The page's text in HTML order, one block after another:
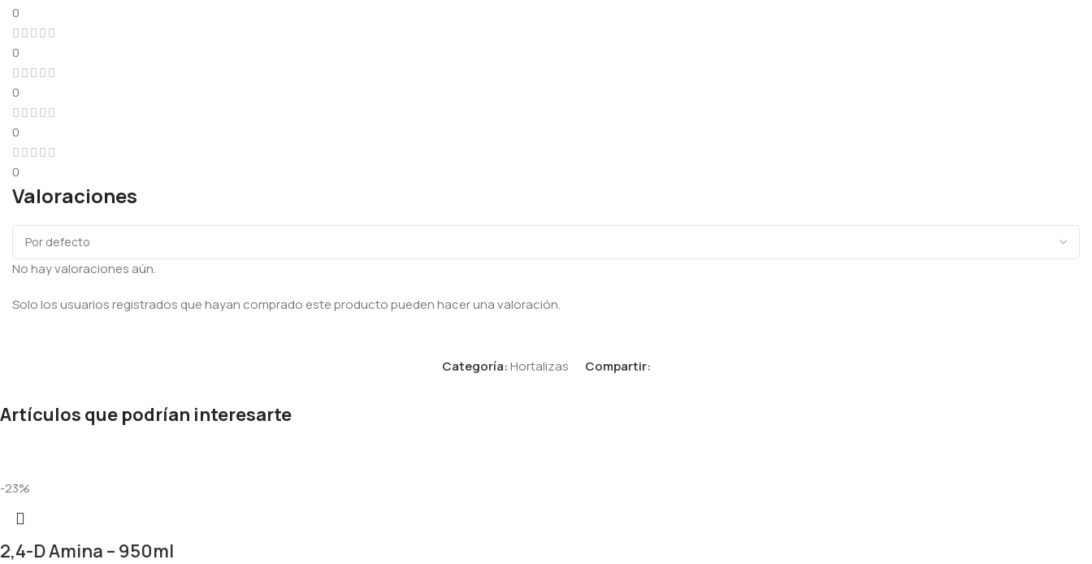
0
0
0
0
0
Valoraciones
No hay valoraciones aún.
Solo los usuarios registrados que hayan comprado este producto pueden hacer una valoración.
Categoría:Hortalizas Compartir:
Artículos que podrían interesarte
-23%
2,4-D Amina – 950ml